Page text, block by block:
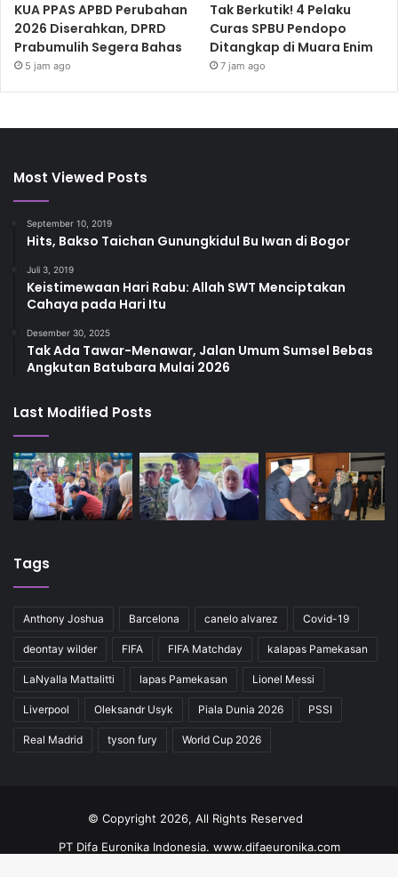
KUA PPAS APBD Perubahan
2026 Diserahkan, DPRD
Prabumulih Segera Bahas
5 jam ago
Tak Berkutik! 4 Pelaku
Curas SPBU Pendopo
Ditangkap di Muara Enim
7 jam ago
Most Viewed Posts
September 10, 2019
Hits, Bakso Taichan Gunungkidul Bu Iwan di Bogor
Juli 3, 2019
Keistimewaan Hari Rabu: Allah SWT Menciptakan
Cahaya pada Hari Itu
Desember 30, 2025
Tak Ada Tawar-Menawar, Jalan Umum Sumsel Bebas
Angkutan Batubara Mulai 2026
Last Modified Posts
Tags
Anthony Joshua Barcelona canelo alvarez Covid-19
deontay wilder FIFA FIFA Matchday kalapas Pamekasan
LaNyalla Mattalitti lapas Pamekasan Lionel Messi
Liverpool Oleksandr Usyk Piala Dunia 2026 PSSI
Real Madrid tyson fury World Cup 2026
© Copyright 2026, All Rights Reserved
PT Difa Euronika Indonesia. www.difaeuronika.com